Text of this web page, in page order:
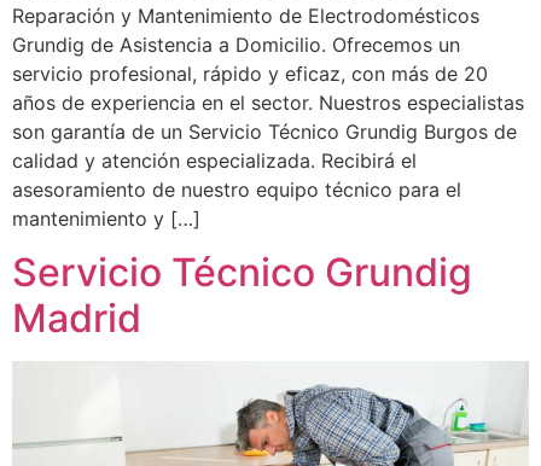
Reparación y Mantenimiento de Electrodomésticos
Grundig de Asistencia a Domicilio. Ofrecemos un
servicio profesional, rápido y eficaz, con más de 20
años de experiencia en el sector. Nuestros especialistas
son garantía de un Servicio Técnico Grundig Burgos de
calidad y atención especializada. Recibirá el
asesoramiento de nuestro equipo técnico para el
mantenimiento y […]
Servicio Técnico Grundig
Madrid